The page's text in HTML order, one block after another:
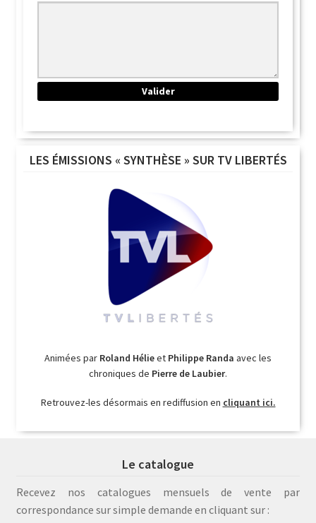
LES ÉMISSIONS « SYNTHÈSE » SUR TV LIBERTÉS
Animées par Roland Hélieet Philippe Randa avec les
chroniques de Pierre de Laubier.
Retrouvez-les désormais en rediffusion en cliquant ici.
Le catalogue
Recevez nos catalogues mensuels de vente par
correspondance sur simple demande en cliquant sur :